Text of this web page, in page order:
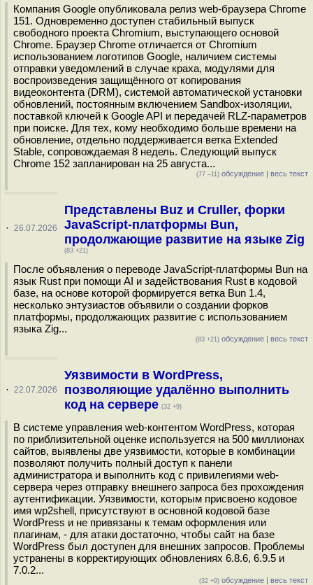
Компания Google опубликовала релиз web-браузера Chrome
151. Одновременно доступен стабильный выпуск
свободного проекта Chromium, выступающего основой
Chrome. Браузер Chrome отличается от Chromium
использованием логотипов Google, наличием системы
отправки уведомлений в случае краха, модулями для
воспроизведения защищённого от копирования
видеоконтента (DRM), системой автоматической установки
обновлений, постоянным включением Sandbox-изоляции,
поставкой ключей к Google API и передачей RLZ-параметров
при поиске. Для тех, кому необходимо больше времени на
обновление, отдельно поддерживается ветка Extended
Stable, сопровождаемая 8 недель. Следующий выпуск
Chrome 152 запланирован на 25 августа...
(77 –11) обсуждение | весь текст
· 26.07.2026
Представлены Buz и Cruller, форки
JavaScript-платформы Bun,
продолжающие развитие на языке Zig
(83 +21)
После объявления о переводе JavaScript-платформы Bun на
язык Rust при помощи AI и задействования Rust в кодовой
базе, на основе которой формируется ветка Bun 1.4,
несколько энтузиастов объявили о создании форков
платформы, продолжающих развитие с использованием
языка Zig...
(83 +21) обсуждение | весь текст
· 22.07.2026
Уязвимости в WordPress,
позволяющие удалённо выполнить
код на сервере (32 +9)
В системе управления web-контентом WordPress, которая
по приблизительной оценке используется на 500 миллионах
сайтов, выявлены две уязвимости, которые в комбинации
позволяют получить полный доступ к панели
администратора и выполнить код с привилегиями web-
сервера через отправку внешнего запроса без прохождения
аутентификации. Уязвимости, которым присвоено кодовое
имя wp2shell, присутствуют в основной кодовой базе
WordPress и не привязаны к темам оформления или
плагинам, - для атаки достаточно, чтобы сайт на базе
WordPress был доступен для внешних запросов. Проблемы
устранены в корректирующих обновлениях 6.8.6, 6.9.5 и
7.0.2...
(32 +9) обсуждение | весь текст